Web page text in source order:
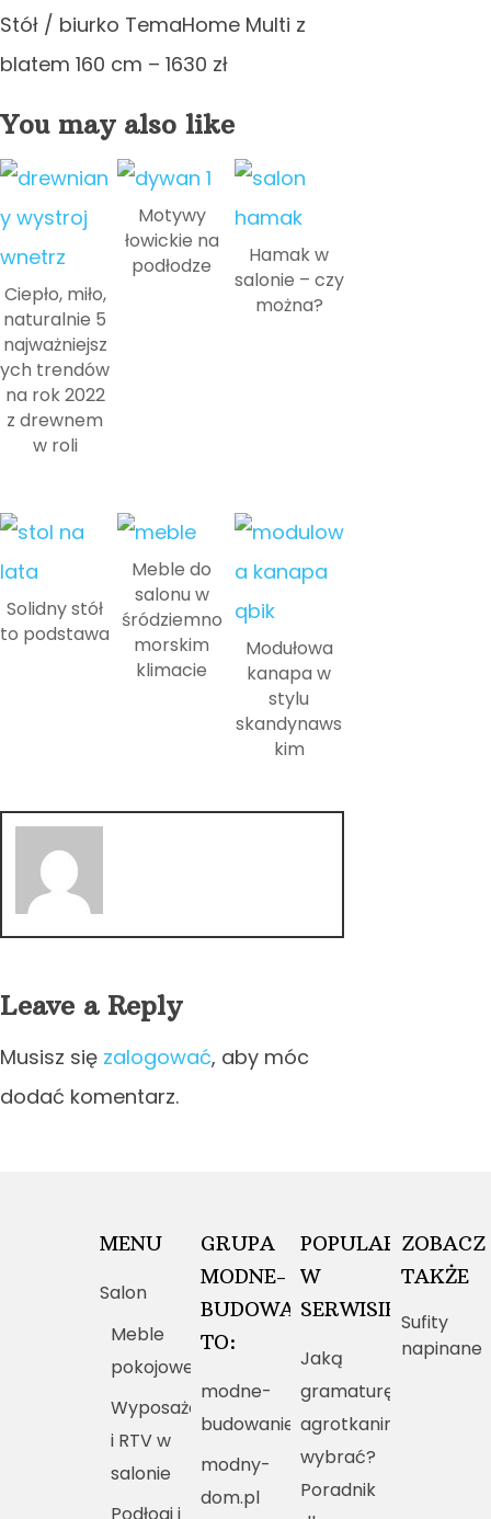
Stół / biurko TemaHome Multi z
blatem 160 cm – 1630 zł
You may also like
Ciepło, miło,
naturalnie 5
najważniejsz
ych trendów
na rok 2022
z drewnem
w roli
Motywy
łowickie na
podłodze
Hamak w
salonie – czy
można?
Solidny stół
to podstawa
Meble do
salonu w
śródziemno
morskim
klimacie
Modułowa
kanapa w
stylu
skandynaws
kim
Leave a Reply
Musisz się zalogować, aby móc
dodać komentarz.
MENU
Salon
Meble
pokojowe
Wyposażenie
i RTV w
salonie
GRUPA
MODNE-
BUDOWANIE.PL
TO:
modne-
budowanie.pl
modny-
dom.pl
POPULARNE
W
SERWISIE
Jaką
gramaturę
agrotkaniny
wybrać?
Poradnik
ZOBACZ
TAKŻE
Sufity
napinane